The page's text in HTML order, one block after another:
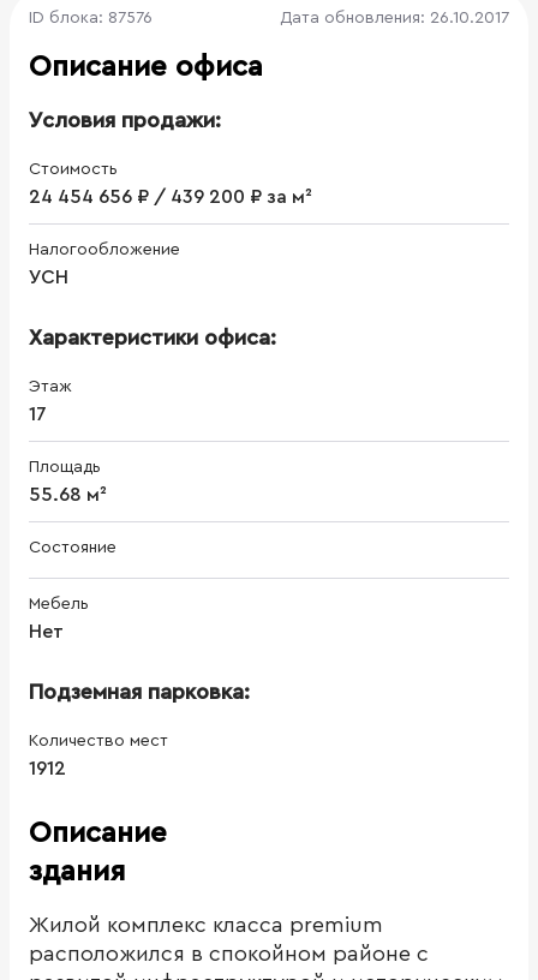
ID блока: 87576 Дата обновления: 26.10.2017
Описание офиса
Условия продажи:
Стоимость
24 454 656 ₽ / 439 200 ₽ за м²
Налогообложение
УСН
Характеристики офиса:
Этаж
17
Площадь
55.68 м²
Состояние
Мебель
Нет
Подземная парковка:
Количество мест
1912
Описание
здания
Жилой комплекс класса premium
расположился в спокойном районе с